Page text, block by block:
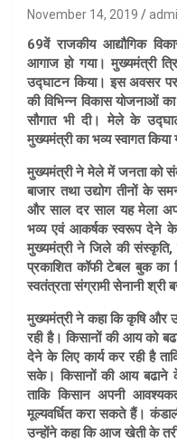
November 14, 2019
69वें राजकीय आद्यौगिक
आगाज हो गया। मुख्यमंत्री
उद्घाटन किया। इस अवसर
की विभिन्न विकास योजनाओं
सौगात भी दी। मेले के
मुख्यमंत्री का भव्य स्वागत किया
मुख्यमंत्री ने मेले में जनता को
बाजार तथा उद्योग तीनों के
और साल दर साल यह मेला
भव्य एवं आकर्षक स्वरूप देने के
मुख्यमंत्रीने जिले की संस्कृति,
प्रकाशित कॉफी टेबल बुक का
स्वतंत्रता संग्रामी सेनानी श्री
मुख्यमंत्री ने कहा कि कृषि और
रही है। किसानों की आय को
देने के लिए कार्य कर रही है
सके। किसानों की आय बढाने
ताकि किसान अपनी
मूल्यवर्धित करा सकते हैं।
उन्होंने कहा कि आज खेती के